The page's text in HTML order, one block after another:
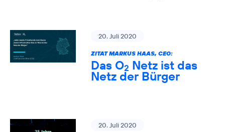
20. Juli 2020
ZITAT MARKUS HAAS, CEO:
Das O2 Netz ist das
Netz der Bürger
20. Juli 2020